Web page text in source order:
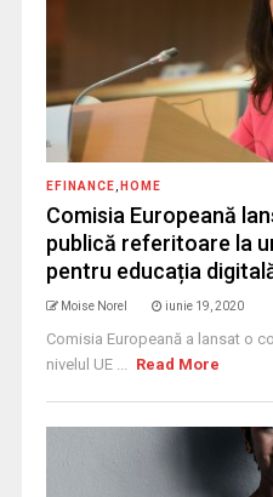
EFINANCE HOME
Comisia Europeană
publică referitoare la
pentru educația
Moise Norel iunie 19, 2020
Comisia Europeană a lansat o
nivelul UE ... Read More